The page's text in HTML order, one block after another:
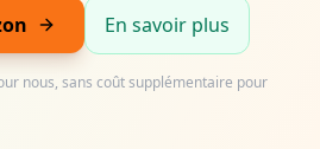
En savoir plus
nous, sans coût supplémentaire pour